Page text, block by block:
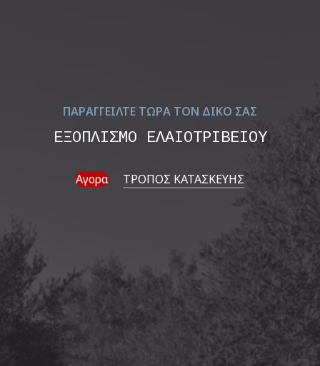
ΠΑΡΑΓΓΕΙΛΤΕ ΤΩΡΑ ΤΟΝ ΔΙΚΟ ΣΑΣ
ΕΞΟΠΛΙΣΜΟ ΕΛΑΙΟΤΡΙΒΕΙΟΥ
Αγορα ΤΡΟΠΟΣ ΚΑΤΑΣΚΕΥΗΣ